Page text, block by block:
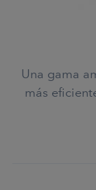
Una gama
más